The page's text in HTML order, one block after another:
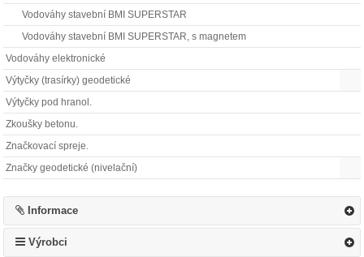
Vodováhy stavební BMI SUPERSTAR
Vodováhy stavební BMI SUPERSTAR, s magnetem
Vodováhy elektronické
Výtyčky (trasírky) geodetické
Výtyčky pod hranol.
Zkoušky betonu.
Značkovací spreje.
Značky geodetické (nivelační)
Informace
Výrobci